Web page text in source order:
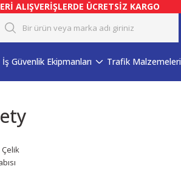
ALIŞVERİŞLERDE ÜCRETSİZ KARGO
İş Güvenlik Ekipmanları Trafik Malzemeleri
Çelik